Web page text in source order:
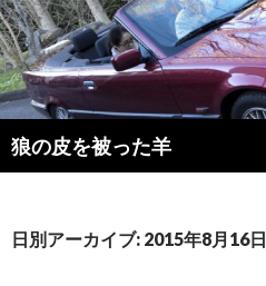
狼の皮を被った羊
検
索
ン
日別アーカイブ: 2015年8月16日